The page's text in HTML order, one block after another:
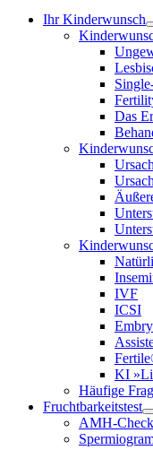
Ihr Kinderwunsch
Das
IVF
ICSI
KI
Häufige
Fruchtbarkeitstest
AMH-